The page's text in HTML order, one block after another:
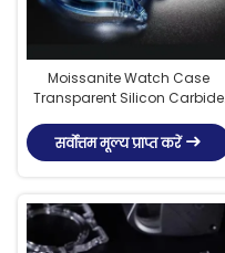
Moissanite Watch Case
Transparent Silicon Carbide
सर्वोत्तम मूल्य प्राप्त करें